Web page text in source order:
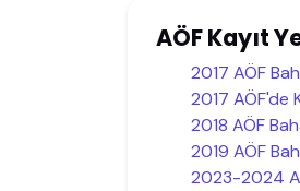
AÖF Kayıt
2017 AÖF
2017 AÖF'de
2018 AÖF
2019 AÖF
2023-2024